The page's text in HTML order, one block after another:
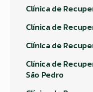
Clínica de
Clínica de
Clínica de
Clínica de
São Pedro